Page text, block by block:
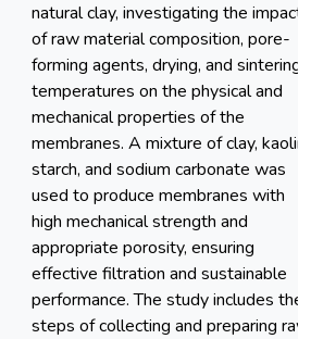
natural clay, investigating the impact
of raw material composition, pore-
forming agents, drying, and sintering
temperatures on the physical and
mechanical properties of the
membranes. A mixture of clay, kaolin,
starch, and sodium carbonate was
used to produce membranes with
high mechanical strength and
appropriate porosity, ensuring
effective filtration and sustainable
performance. The study includes the
steps of collecting and preparing raw